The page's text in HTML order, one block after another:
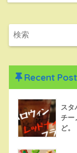
Recent
スタ
チー
ど。